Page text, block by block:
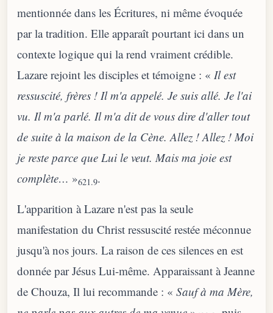
mentionnée dans les Écritures, ni même évoquée
par la tradition. Elle apparaît pourtant ici dans un
contexte logique qui la rend vraiment crédible.
Lazare rejoint les disciples et témoigne : « Il est
ressuscité, frères ! Il m'a appelé. Je suis allé. Je l'ai
vu. Il m'a parlé. Il m'a dit de vous dire d'aller tout
de suite à la maison de la Cène. Allez ! Allez ! Moi
je reste parce que Lui le veut. Mais ma joie est
complète… »621.9.
L'apparition à Lazare n'est pas la seule
manifestation du Christ ressuscité restée méconnue
jusqu'à nos jours. La raison de ces silences en est
donnée par Jésus Lui-même. Apparaissant à Jeanne
de Chouza, Il lui recommande : « Sauf à ma Mère,